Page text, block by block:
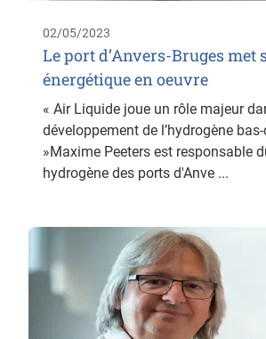
02/05/2023
Le port d’Anvers-Bruges
énergétique en oeuvre
« Air Liquide joue un rôle majeur
développement de l’hydrogène
»Maxime Peeters est responsable
hydrogène des ports d'Anve ...